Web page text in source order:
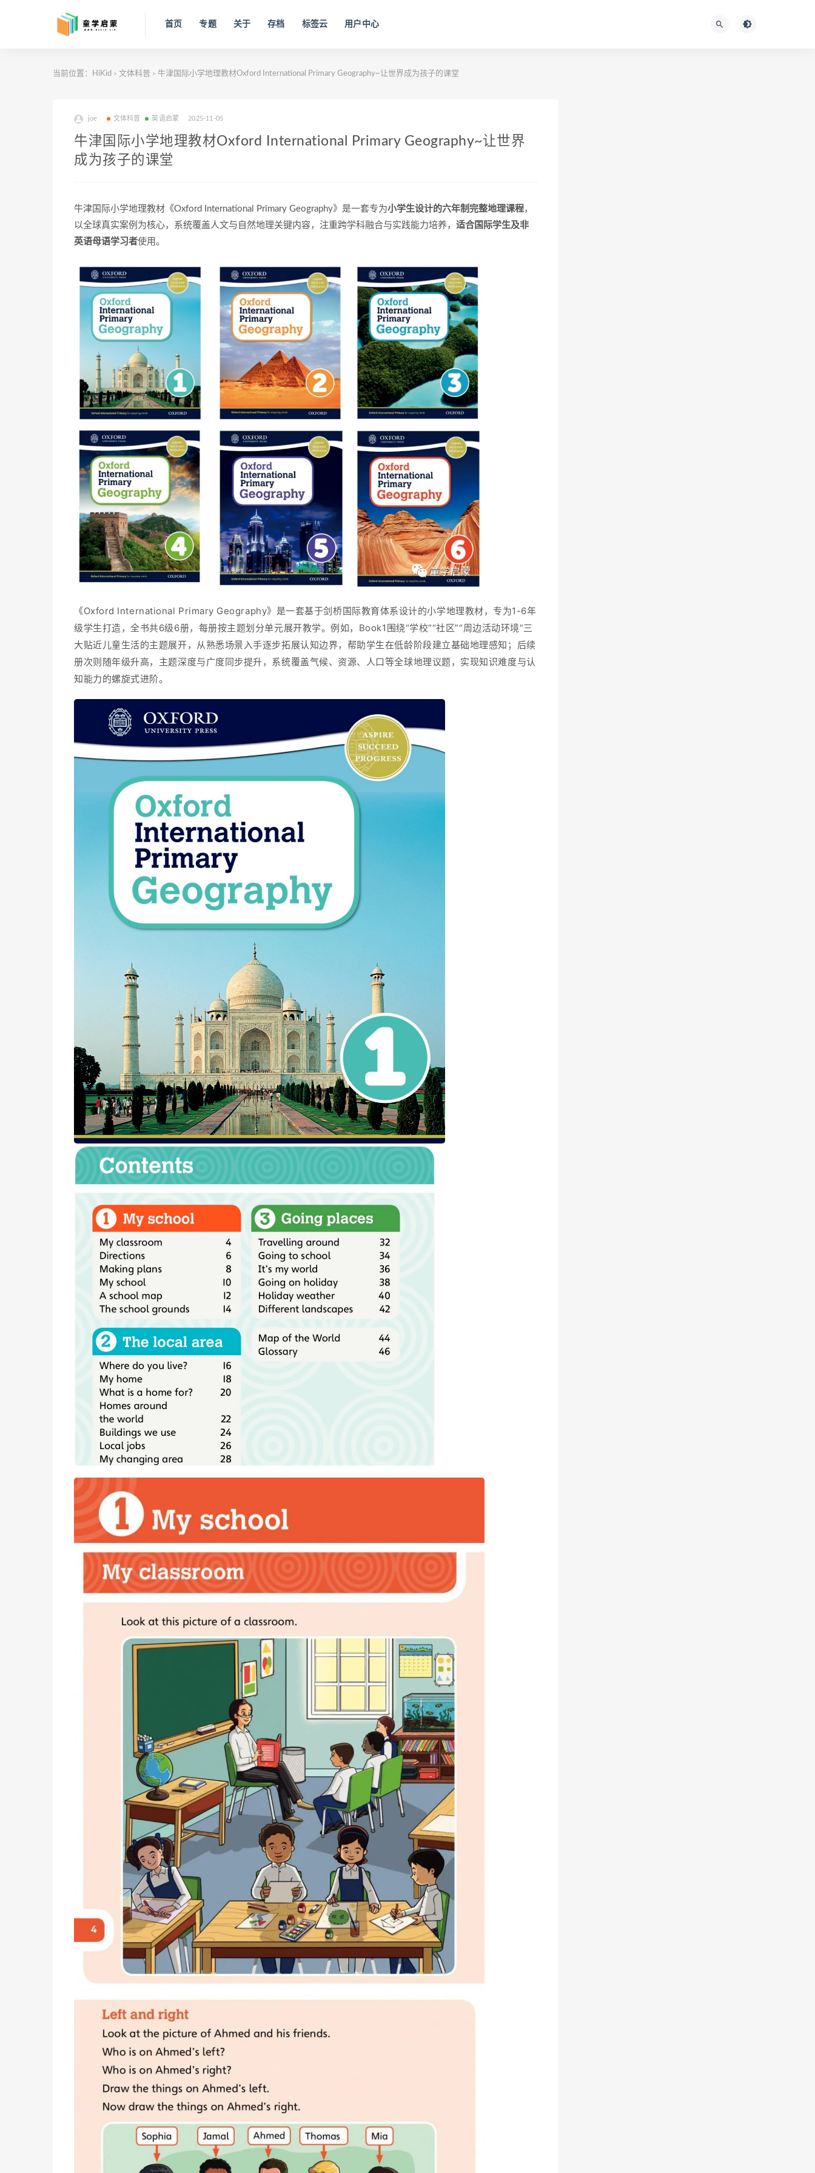
首页 专题 关于 存档 标签云 用户中心
当前位置： HiKid > 文体科普 > 牛津国际小学地理教材Oxford International Primary Geography~让世界成为孩子的课堂
joe 文体科普 英语启蒙 2025-11-05
牛津国际小学地理教材Oxford International Primary Geography~让世界
成为孩子的课堂
牛津国际小学地理教材《Oxford International Primary Geography》是一套专为小学生设计的六年制完整地理课程，
以全球真实案例为核心，系统覆盖人文与自然地理关键内容，注重跨学科融合与实践能力培养， 适合国际学生及非
英语母语学习者使用。
《Oxford International Primary Geography》是一套基于剑桥国际教育体系设计的小学地理教材，专为1-6年
级学生打造，全书共6级6册，每册按主题划分单元展开教学。例如，Book1围绕“学校”“社区”“周边活动环境”三
大贴近儿童生活的主题展开，从熟悉场景入手逐步拓展认知边界，帮助学生在低龄阶段建立基础地理感知；后续
册次则随年级升高，主题深度与广度同步提升，系统覆盖气候、资源、人口等全球地理议题，实现知识难度与认
知能力的螺旋式进阶。